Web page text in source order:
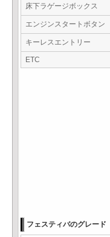
床下ラゲージボックス
エンジンスタートボタン
キーレスエントリー
ETC
フェスティバのグレード